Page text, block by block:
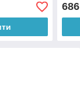
686